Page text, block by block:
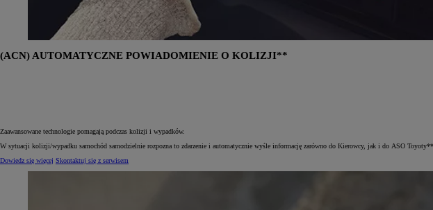
(ACN) AUTOMATYCZNE POWIADOMIENIE O KOLIZJI**
Zaawansowane technologie pomagają podczas kolizji i wypadków.
W sytuacji kolizji/wypadku samochód samodzielnie rozpozna to zdarzenie i automatycznie wyśle informację zarówno do Kierowcy, jak i do ASO
Dowiedz się więcej Skontaktuj się z serwisem